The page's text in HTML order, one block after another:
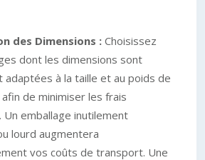
des Dimensions : Choisissez
dont les dimensions sont
adaptées à la taille et au poids de
de minimiser les frais
Un emballage inutilement
lourd augmentera
vos coûts de transport. Une